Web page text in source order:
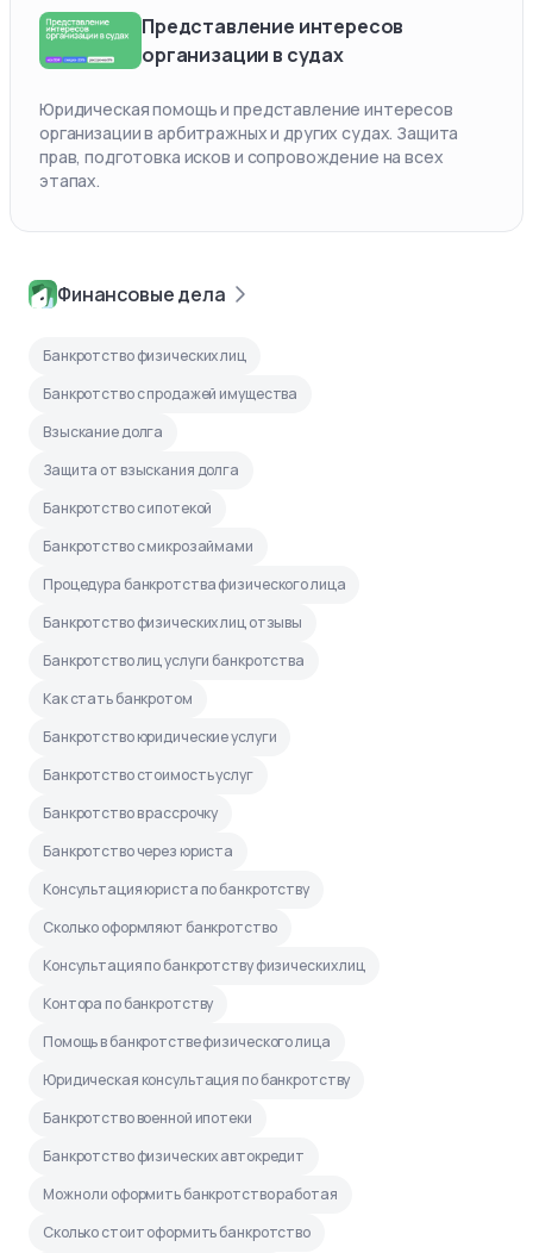
Представление интересов
организации в судах
Юридическая помощь и представление интересов
организации в арбитражных и других судах. Защита
прав, подготовка исков и сопровождение на всех
этапах.
Финансовые дела
Банкротство физических лиц
Банкротство с продажей имущества
Взыскание долга
Защита от взыскания долга
Банкротство с ипотекой
Банкротство с микрозаймами
Процедура банкротства физического лица
Банкротство физических лиц отзывы
Банкротство лиц услуги банкротства
Как стать банкротом
Банкротство юридические услуги
Банкротство стоимость услуг
Банкротство в рассрочку
Банкротство через юриста
Консультация юриста по банкротству
Сколько оформляют банкротство
Консультация по банкротству физических лиц
Контора по банкротству
Помощь в банкротстве физического лица
Юридическая консультация по банкротству
Банкротство военной ипотеки
Банкротство физических автокредит
Можно ли оформить банкротство работая
Сколько стоит оформить банкротство